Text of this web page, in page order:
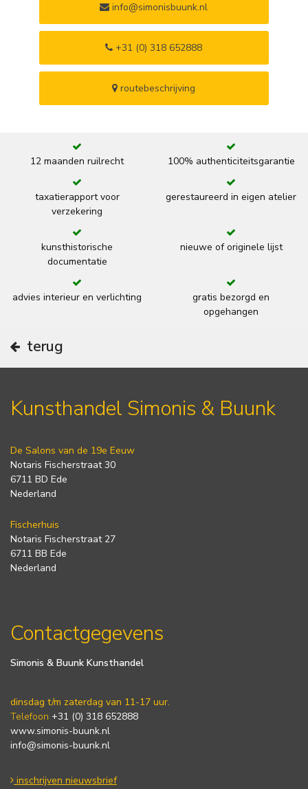
info@simonisbuunk.nl
+31 (0) 318 652888
routebeschrijving
12 maanden ruilrecht 100% authenticiteitsgarantie
taxatierapport voor
verzekering
gerestaureerd in eigen atelier
kunsthistorische
documentatie
nieuwe of originele lijst
advies interieur en verlichting
gratis bezorgd en
opgehangen
terug
Kunsthandel Simonis & Buunk
De Salons van de 19e Eeuw
Notaris Fischerstraat 30
6711 BD Ede
Nederland
Fischerhuis
Notaris Fischerstraat 27
6711 BB Ede
Nederland
Contactgegevens
Simonis & Buunk Kunsthandel
dinsdag t/m zaterdag van 11-17 uur.
Telefoon +31 (0) 318 652888
www.simonis-buunk.nl
info@simonis-buunk.nl
inschrijven nieuwsbrief